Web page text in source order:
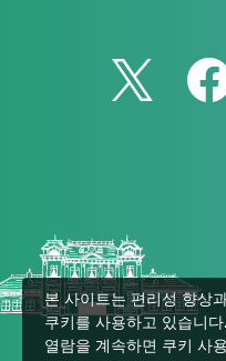
본 사이트는 편리성 향상
쿠키를 사용하고 있습니다.
열람을 계속하면 쿠키 사